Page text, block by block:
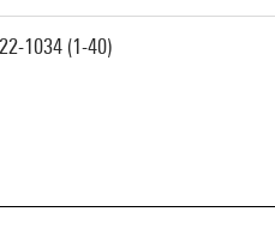
1034 (1-40)